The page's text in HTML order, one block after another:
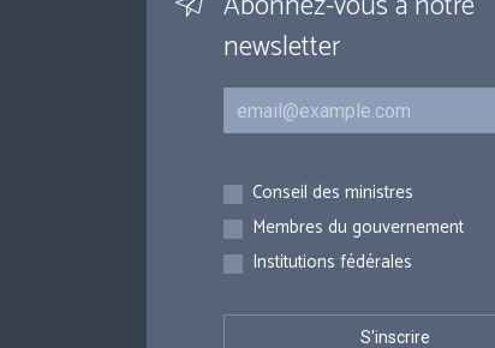
newsletter
Courriel
Inscriptions
Conseil des ministres
Membres du gouvernement
Institutions fédérales